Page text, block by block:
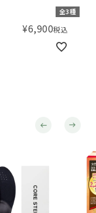
全3種
¥6,900税込